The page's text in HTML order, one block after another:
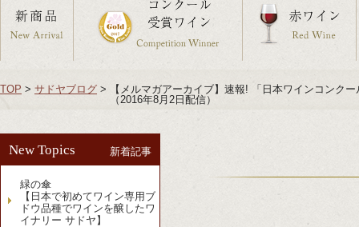
TOP > サドヤブログ >
【メルマガアーカイブ】速報! 「日本ワインコンク
（2016年8月2日配信）
New Topics 新着記事
緑の傘
【日本で初めてワイン専用ブ
ドウ品種でワインを醸したワ
イナリー サドヤ】